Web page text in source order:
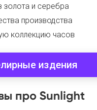
золота и серебра
производства
коллекцию часов
издения
про Sunlight